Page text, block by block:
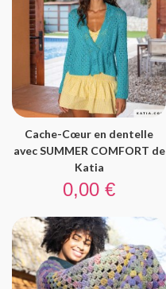
Cache-Cœur en dentelle
avec SUMMER COMFORT de
Katia
Prix
0,00 €